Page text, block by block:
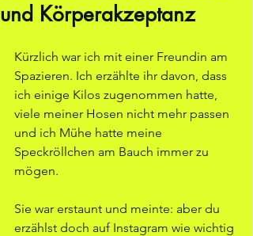
und Körperakzeptanz
Kürzlich war ich mit einer Freundin am
Spazieren. Ich erzählte ihr davon, dass
ich einige Kilos zugenommen hatte,
viele meiner Hosen nicht mehr passen
und ich Mühe hatte meine
Speckröllchen am Bauch immer zu
mögen.
Sie war erstaunt und meinte: aber du
erzählst doch auf Instagram wie wichtig